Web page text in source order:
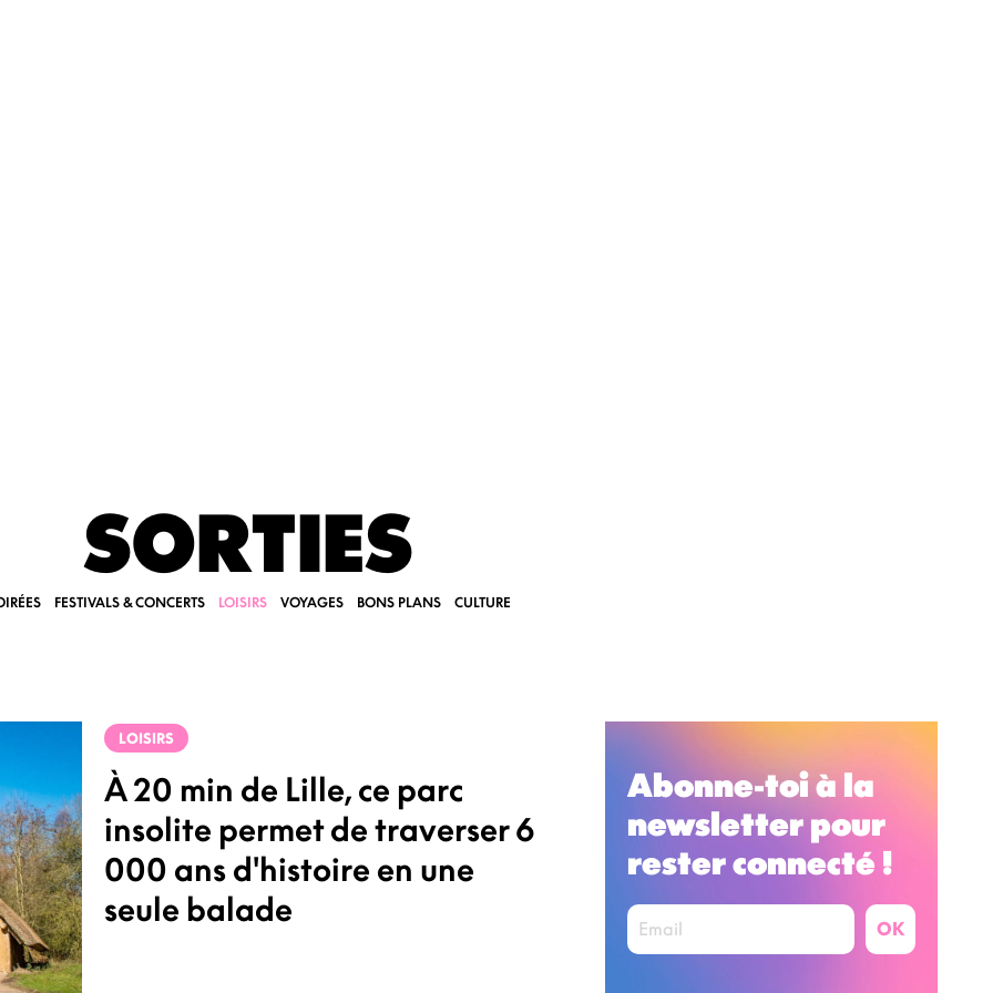
SORTIES
FESTIVALS & CONCERTS LOISIRS VOYAGES BONS PLANS CULTURE
LOISIRS
À 20 min de Lille, ce parc
insolite permet de traverser 6
000 ans d'histoire en une
seule balade
Abonne-toi à la
newsletter pour
rester connecté !
OK